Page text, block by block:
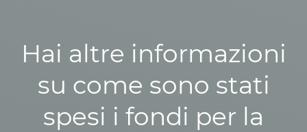
Hai altre informazioni
su come sono stati
spesi i fondi per la